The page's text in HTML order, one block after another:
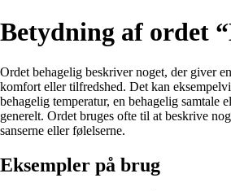
Betydning af ordet
Ordet behagelig beskriver noget, der giver
komfort eller tilfredshed. Det kan
behagelig temperatur, en behagelig samtale
generelt. Ordet bruges ofte til at beskrive
sanserne eller følelserne.
Eksempler på brug